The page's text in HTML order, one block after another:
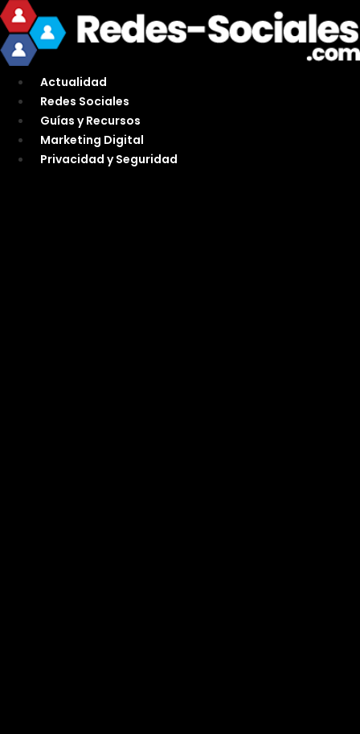
Ir
al
contenido
Actualidad
Redes Sociales
Guías y Recursos
Marketing Digital
Privacidad y Seguridad